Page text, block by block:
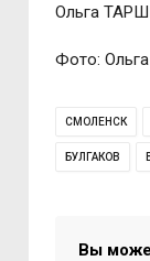
Ольга
Фото:
СМОЛЕНСК
БУЛГАКОВ
Вы